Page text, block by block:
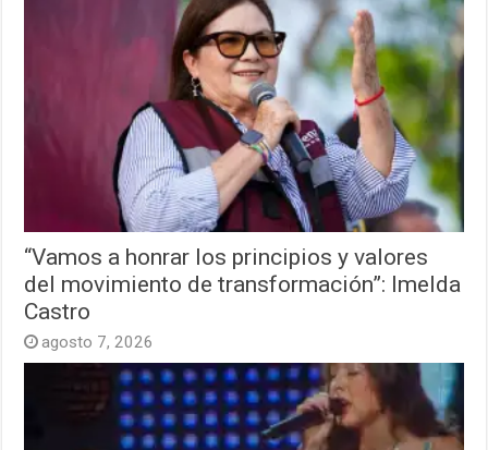
“Vamos a honrar los principios y valores
del movimiento de transformación”: Imelda
Castro
agosto 7, 2026